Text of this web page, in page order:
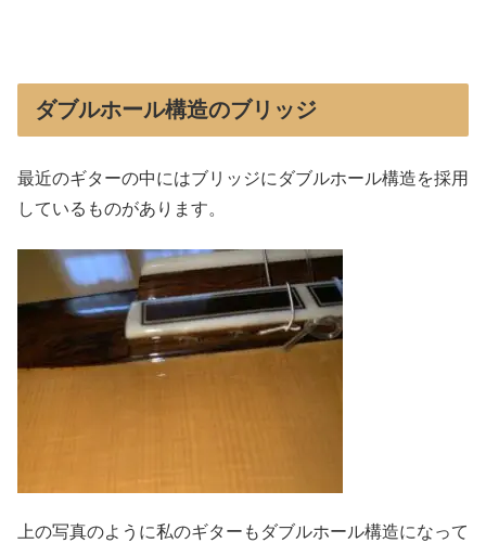
ダブルホール構造のブリッジ
最近のギターの中にはブリッジにダブルホール構造を採用
しているものがあります。
上の写真のように私のギターもダブルホール構造になって